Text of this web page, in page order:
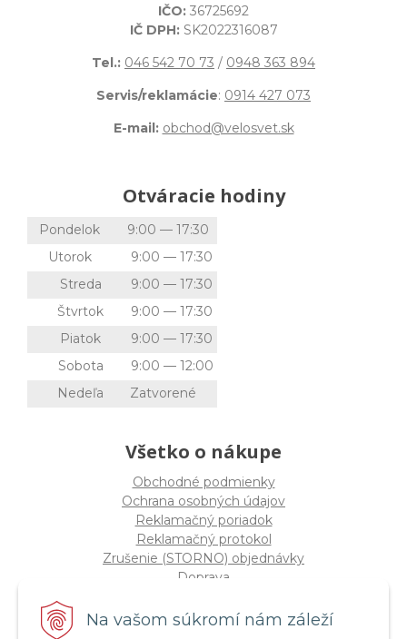
Na vašom súkromí nám záleží
IČO: 36725692
IČ DPH: SK2022316087
Tel.: 046 542 70 73 / 0948 363 894
Servis/reklamácie: 0914 427 073
E-mail: obchod@velosvet.sk
Otváracie hodiny
Pondelok
9:00 — 17:30
Utorok
9:00 — 17:30
Streda
9:00 — 17:30
Štvrtok
9:00 — 17:30
Piatok
9:00 — 17:30
Sobota
9:00 — 12:00
Nedeľa
Zatvorené
Všetko o nákupe
Obchodné podmienky
Ochrana osobných údajov
Reklamačný poriadok
Reklamačný protokol
Zrušenie (STORNO) objednávky
Doprava
Štatút súťaže "Vianoce 2025"